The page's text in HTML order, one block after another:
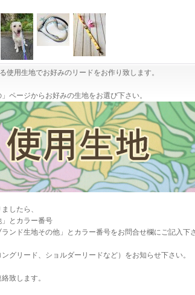
使用生地でお好みのリードをお作り致します。
ページからお好みの生地をお選び下さい。
したら、
」とカラー番号
ンド生地その他」とカラー番号をお問合せ欄にご記入下
グリード、ショルダーリードなど）をお知らせ下さい。
致します。